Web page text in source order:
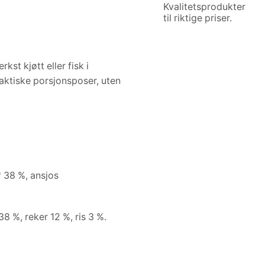
kjøtt eller fisk i
porsjonsposer, uten
%, ansjos
%, reker 12 %, ris 3 %.
Kvalitetsprodukter
til riktige priser.